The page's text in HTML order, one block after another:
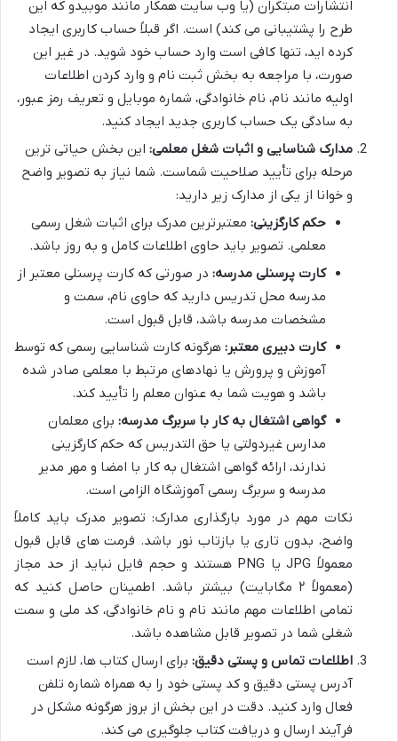
انتشارات مبتکران (یا وب سایت همکار مانند موبیدو که این
طرح را پشتیبانی می کند) است. اگر قبلاً حساب کاربری ایجاد
کرده اید، تنها کافی است وارد حساب خود شوید. در غیر این
صورت، با مراجعه به بخش ثبت نام و وارد کردن اطلاعات
اولیه مانند نام، نام خانوادگی، شماره موبایل و تعریف رمز عبور،
به سادگی یک حساب کاربری جدید ایجاد کنید.
مدارک شناسایی و اثبات شغل معلمی: این بخش حیاتی ترین
مرحله برای تأیید صلاحیت شماست. شما نیاز به تصویر واضح
و خوانا از یکی از مدارک زیر دارید:
حکم کارگزینی: معتبرترین مدرک برای اثبات شغل رسمی
معلمی. تصویر باید حاوی اطلاعات کامل و به روز باشد.
کارت پرسنلی مدرسه: در صورتی که کارت پرسنلی معتبر از
مدرسه محل تدریس دارید که حاوی نام، سمت و
مشخصات مدرسه باشد، قابل قبول است.
کارت دبیری معتبر: هرگونه کارت شناسایی رسمی که توسط
آموزش و پرورش یا نهادهای مرتبط با معلمی صادر شده
باشد و هویت شما به عنوان معلم را تأیید کند.
گواهی اشتغال به کار با سربرگ مدرسه: برای معلمان
مدارس غیردولتی یا حق التدریس که حکم کارگزینی
ندارند، ارائه گواهی اشتغال به کار با امضا و مهر مدیر
مدرسه و سربرگ رسمی آموزشگاه الزامی است.
نکات مهم در مورد بارگذاری مدارک: تصویر مدرک باید کاملاً
واضح، بدون تاری یا بازتاب نور باشد. فرمت های قابل قبول
معمولاً JPG یا PNG هستند و حجم فایل نباید از حد مجاز
(معمولاً ۲ مگابایت) بیشتر باشد. اطمینان حاصل کنید که
تمامی اطلاعات مهم مانند نام و نام خانوادگی، کد ملی و سمت
شغلی شما در تصویر قابل مشاهده باشد.
اطلاعات تماس و پستی دقیق: برای ارسال کتاب ها، لازم است
آدرس پستی دقیق و کد پستی خود را به همراه شماره تلفن
فعال وارد کنید. دقت در این بخش از بروز هرگونه مشکل در
فرآیند ارسال و دریافت کتاب جلوگیری می کند.